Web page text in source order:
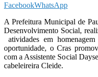
FacebookWhatsApp
A Prefeitura Municipal de
Desenvolvimento Social,
atividades em
oportunidade, o Cras
com a Assistente Social
cabeleireira Cleide.